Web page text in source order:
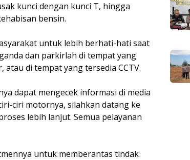
kunci dengan kunci T, hingga
bensin.
untuk lebih berhati-hati saat
dan parkirlah di tempat yang
di tempat yang tersedia CCTV.
dapat mengecek informasi di media
ciri motornya, silahkan datang ke
lebih lanjut. Semua pelayanan
untuk memberantas tindak